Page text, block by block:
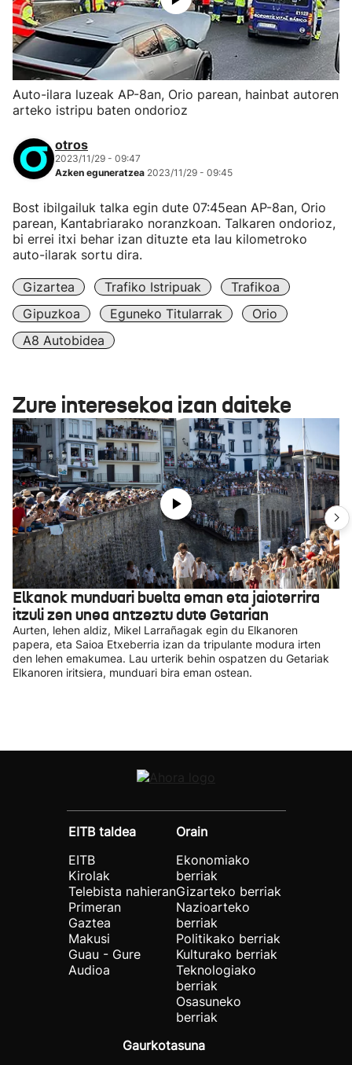
Auto-ilara luzeak AP-8an, Orio parean, hainbat autoren
arteko istripu baten ondorioz
otros
2023/11/29 - 09:47
Azken eguneratzea 2023/11/29 - 09:45
Bost ibilgailuk talka egin dute 07:45ean AP-8an, Orio
parean, Kantabriarako noranzkoan. Talkaren ondorioz,
bi errei itxi behar izan dituzte eta lau kilometroko
auto-ilarak sortu dira.
Gizartea Trafiko Istripuak
Trafikoa
Gipuzkoa
Eguneko Titularrak
Orio
A8 Autobidea
Zure interesekoa izan daiteke
Elkanok munduari buelta eman eta jaioterrira
itzuli zen unea antzeztu dute Getarian
Aurten, lehen aldiz, Mikel Larrañagak egin du Elkanoren
papera, eta Saioa Etxeberria izan da tripulante modura irten
den lehen emakumea. Lau urterik behin ospatzen du Getariak
Elkanoren iritsiera, munduari bira eman ostean.
EITB taldea
EITB
Kirolak
Telebista nahieran
Primeran
Gaztea
Makusi
Guau - Gure
Audioa
Orain
Ekonomiako
berriak
Gizarteko berriak
Nazioarteko
berriak
Politikako berriak
Kulturako berriak
Teknologiako
berriak
Osasuneko
berriak
Gaurkotasuna